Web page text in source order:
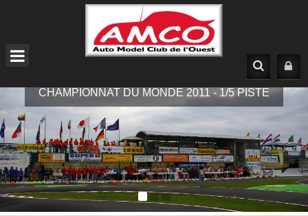
CHAMPIONNAT DU MONDE 2011 - 1/5 PISTE
3